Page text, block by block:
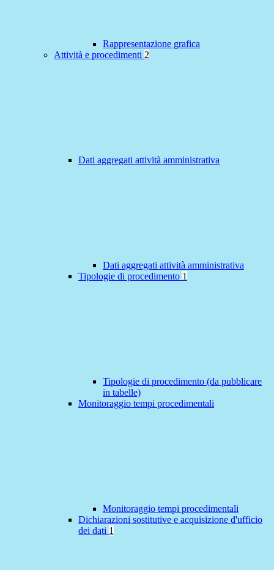
Rappresentazione grafica
Attività e procedimenti 2
Dati aggregati attività amministrativa
Dati aggregati attività amministrativa
Tipologie di procedimento 1
Tipologie di procedimento (da pubblicare
in tabelle)
Monitoraggio tempi procedimentali
Monitoraggio tempi procedimentali
Dichiarazioni sostitutive e acquisizione d'ufficio
dei dati 1